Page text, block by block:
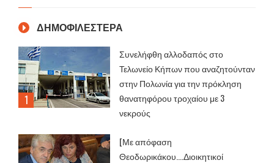
ΔΗΜΟΦΙΛΕΣΤΕΡΑ
Συνελήφθη αλλοδαπός στο
Τελωνείο Κήπων που αναζητούνταν
στην Πολωνία για την πρόκληση
θανατηφόρου τροχαίου με 3
νεκρούς
[Με απόφαση
Θεοδωρικάκου....Διοικητικοί